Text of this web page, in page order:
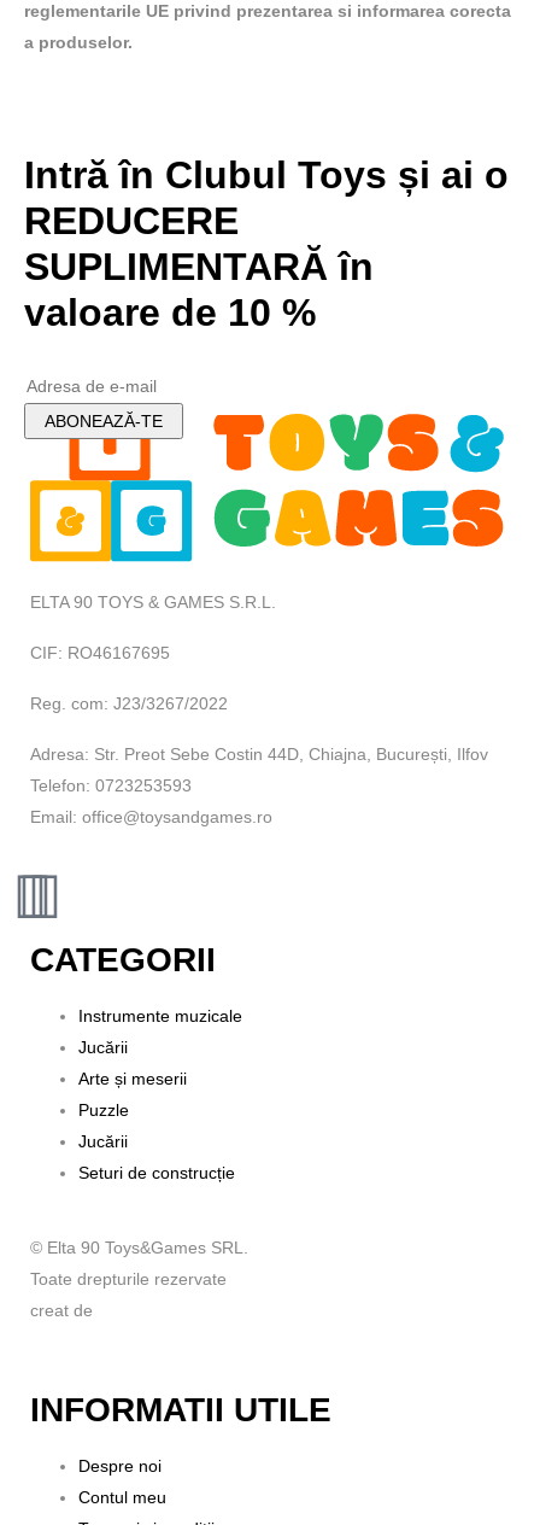
reglementarile UE privind prezentarea si informarea corecta
a produselor.
Intră în Clubul Toys și ai o
REDUCERE
SUPLIMENTARĂ în
valoare de 10 %
ELTA 90 TOYS & GAMES S.R.L.
CIF: RO46167695
Reg. com: J23/3267/2022
Adresa: Str. Preot Sebe Costin 44D, Chiajna, București, Ilfov
Telefon: 0723253593
Email: office@toysandgames.ro
CATEGORII
Instrumente muzicale
Jucării
Arte și meserii
Puzzle
Jucării
Seturi de construcție
© Elta 90 Toys&Games SRL.
Toate drepturile rezervate
creat de
INFORMATII UTILE
Despre noi
Contul meu